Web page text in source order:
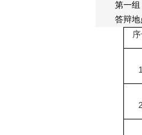
第一组
答辩